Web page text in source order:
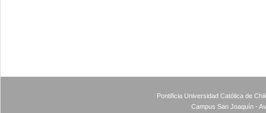
Pontificia Universidad Católica de
Campus San Joaquín -